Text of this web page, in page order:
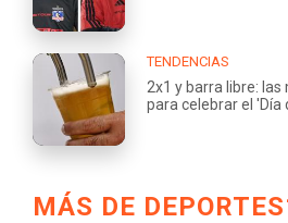
TENDENCIAS
2x1 y barra libre:
para celebrar el 'Día
MÁS DE